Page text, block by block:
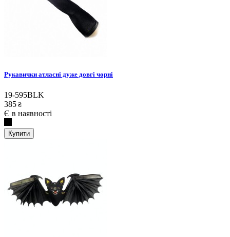
Рукавички атласні дуже довгі чорні
19-595BLK
385 ₴
Є в наявності
Купити